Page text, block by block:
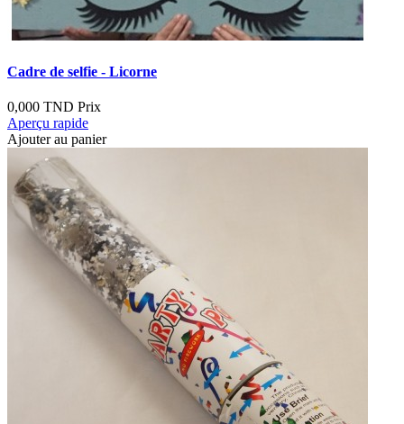
Cadre de selfie - Licorne
0,000 TND Prix
Aperçu rapide
Ajouter au panier